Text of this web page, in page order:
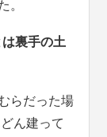
。
裏手の土
らだった場
ん建って